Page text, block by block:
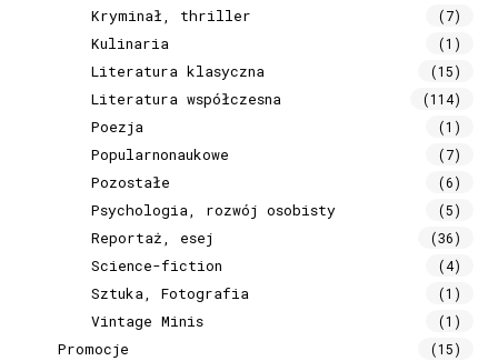
Kryminał, thriller (7)
Kulinaria (1)
Literatura klasyczna (15)
Literatura współczesna (114)
Poezja (1)
Popularnonaukowe (7)
Pozostałe (6)
Psychologia, rozwój osobisty (5)
Reportaż, esej (36)
Science-fiction (4)
Sztuka, Fotografia (1)
Vintage Minis (1)
Promocje (15)